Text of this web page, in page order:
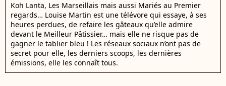
Koh Lanta, Les Marseillais mais aussi Mariés au Premier
regards… Louise Martin est une télévore qui essaye, à ses
heures perdues, de refaire les gâteaux qu’elle admire
devant le Meilleur Pâtissier… mais elle ne risque pas de
gagner le tablier bleu ! Les réseaux sociaux n’ont pas de
secret pour elle, les derniers scoops, les dernières
émissions, elle les connaît tous.